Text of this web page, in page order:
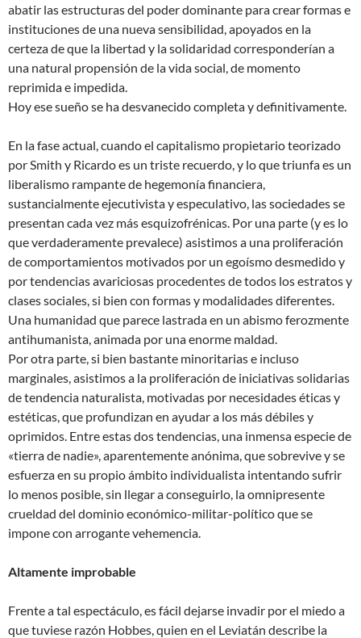
abatir las estructuras del poder dominante para crear formas e
instituciones de una nueva sensibilidad, apoyados en la
certeza de que la libertad y la solidaridad corresponderían a
una natural propensión de la vida social, de momento
reprimida e impedida.
Hoy ese sueño se ha desvanecido completa y definitivamente.
En la fase actual, cuando el capitalismo propietario teorizado
por Smith y Ricardo es un triste recuerdo, y lo que triunfa es un
liberalismo rampante de hegemonía financiera,
sustancialmente ejecutivista y especulativo, las sociedades se
presentan cada vez más esquizofrénicas. Por una parte (y es lo
que verdaderamente prevalece) asistimos a una proliferación
de comportamientos motivados por un egoísmo desmedido y
por tendencias avariciosas procedentes de todos los estratos y
clases sociales, si bien con formas y modalidades diferentes.
Una humanidad que parece lastrada en un abismo ferozmente
antihumanista, animada por una enorme maldad.
Por otra parte, si bien bastante minoritarias e incluso
marginales, asistimos a la proliferación de iniciativas solidarias
de tendencia naturalista, motivadas por necesidades éticas y
estéticas, que profundizan en ayudar a los más débiles y
oprimidos. Entre estas dos tendencias, una inmensa especie de
«tierra de nadie», aparentemente anónima, que sobrevive y se
esfuerza en su propio ámbito individualista intentando sufrir
lo menos posible, sin llegar a conseguirlo, la omnipresente
crueldad del dominio económico-militar-político que se
impone con arrogante vehemencia.
Altamente improbable
Frente a tal espectáculo, es fácil dejarse invadir por el miedo a
que tuviese razón Hobbes, quien en el Leviatán describe la